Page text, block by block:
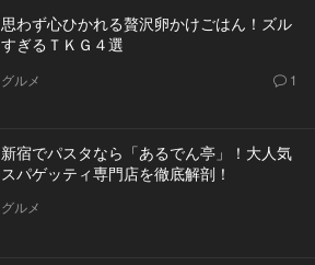
思わず心ひかれる贅沢卵かけごはん！ズル
すぎるＴＫＧ４選
グルメ 1
新宿でパスタなら「あるでん亭」！大人気
スパゲッティ専門店を徹底解剖！
グルメ